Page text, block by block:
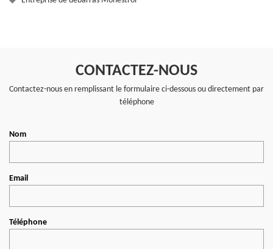
CONTACTEZ-NOUS
Contactez-nous en remplissant le formulaire ci-dessous ou directement par
téléphone
Nom
Email
Téléphone